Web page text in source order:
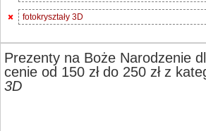
fotokryształy 3D
Prezenty na Boże Narodzenie
cenie od 150 zł do 250 zł z
3D